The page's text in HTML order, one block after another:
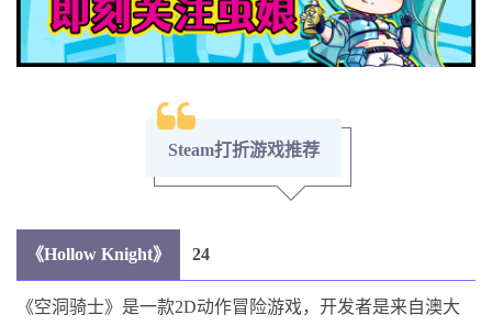
Steam打折游戏推荐
《Hollow Knight》 24
《空洞骑士》是一款2D动作冒险游戏，开发者是来自澳大